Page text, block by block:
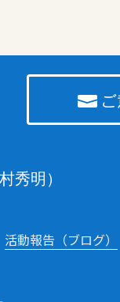
秀明）
活動報告（ブログ）